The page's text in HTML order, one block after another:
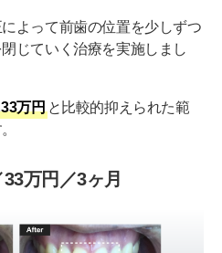
よって前歯の位置を少しずつ
じていく治療を実施しまし
万円 と比較的抑えられた範
万円／3ヶ月